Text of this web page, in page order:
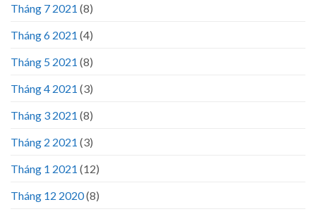
Tháng 7 2021 (8)
Tháng 6 2021 (4)
Tháng 5 2021 (8)
Tháng 4 2021 (3)
Tháng 3 2021 (8)
Tháng 2 2021 (3)
Tháng 1 2021 (12)
Tháng 12 2020(8)